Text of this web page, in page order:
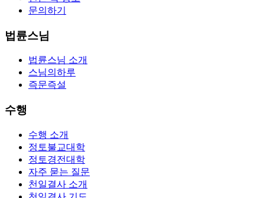
문의하기
법륜스님
법륜스님 소개
스님의하루
즉문즉설
수행
수행 소개
정토불교대학
정토경전대학
자주 묻는 질문
천일결사 소개